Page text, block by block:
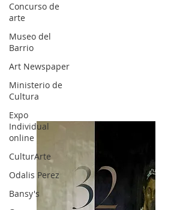
Concurso de
arte
Museo del
Barrio
Art Newspaper
Ministerio de
Cultura
Expo
Individual
online
CulturArte
Odalis Perez
Bansy's